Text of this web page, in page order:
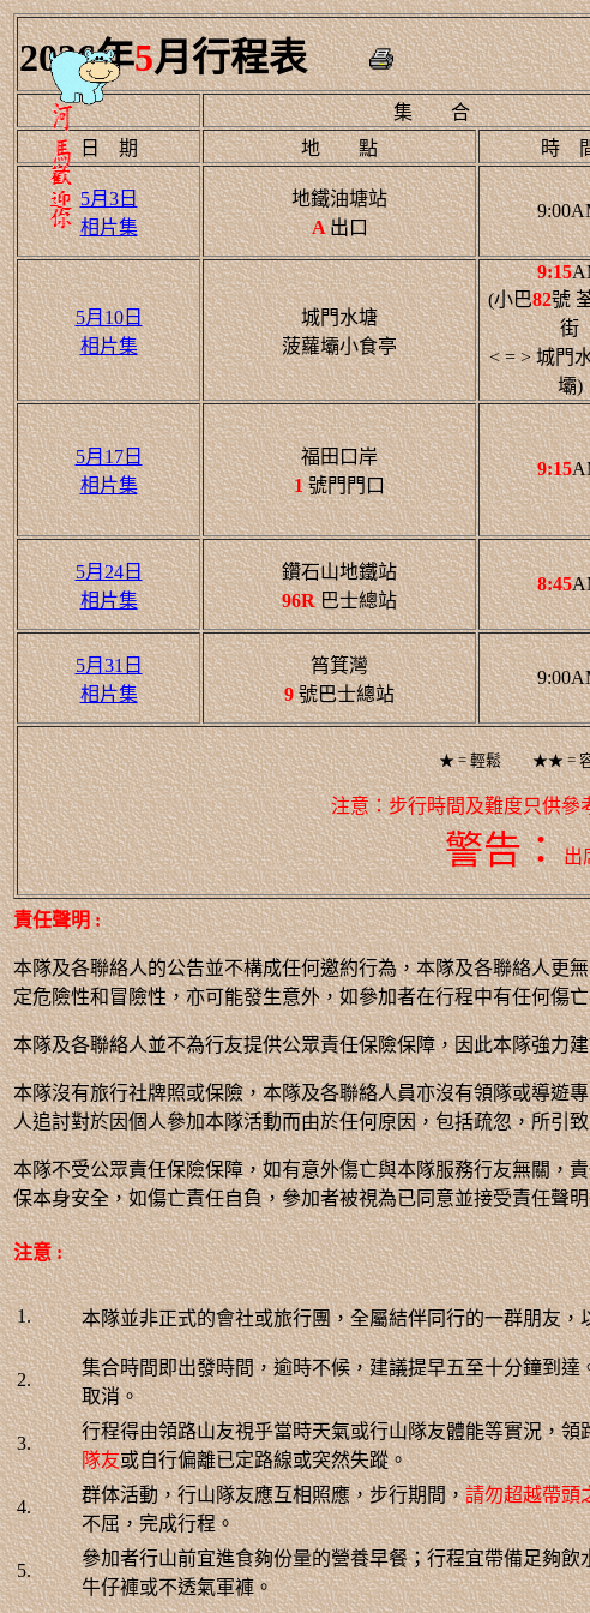
2026年5月行程表
集 合
日 期
地 點 時
5月3日
相片集
地鐵油塘站
A出口
5月10日
相片集
城門水塘
菠蘿壩小食亭
9:15
(小巴82號
街
< = > 城門
壩)
5月17日
相片集
福田口岸
1號門門口
9:15
5月24日
相片集
鑽石山地鐵站
96R巴士總站
8:45
5月31日
相片集
筲箕灣
9號巴士總站
★ = 輕鬆 ★★ =
注意：步行時間及難度只供參
警告：出
責任聲明 :
本隊及各聯絡人的公告並不構成任何邀約行為，本隊及各聯絡人更
定危險性和冒險性，亦可能發生意外，如參加者在行程中有任何傷
本隊及各聯絡人並不為行友提供公眾責任保險保障，因此本隊強力
本隊沒有旅行社牌照或保險，本隊及各聯絡人員亦沒有領隊或導遊
人追討對於因個人參加本隊活動而由於任何原因，包括疏忽，所引
本隊不受公眾責任保險保障，如有意外傷亡與本隊服務行友無關，
保本身安全，如傷亡責任自負，參加者被視為已同意並接受責任聲
注意 :
1. 本隊並非正式的會社或旅行團，全屬結伴同行的一群朋友
2.
集合時間即出發時間，逾時不候，建議提早五至十分鐘到
取消。
3.
行程得由領路山友視乎當時天氣或行山隊友體能等實況，
隊友或自行偏離已定路線或突然失蹤。
4.
群体活動，行山隊友應互相照應，步行期間，請勿超越帶頭
不屈，完成行程。
5.
參加者行山前宜進食夠份量的營養早餐；行程宜帶備足夠
牛仔褲或不透氣軍褲。